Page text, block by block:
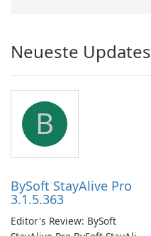
Neueste Updates
B
BySoft StayAlive Pro
3.1.5.363
Editor's Review: BySoft